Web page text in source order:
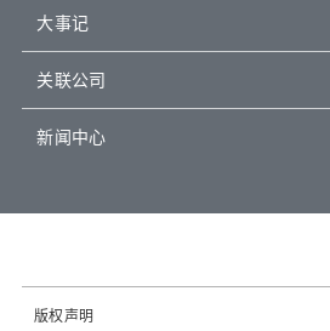
大事记
关联公司
新闻中心
版权声明